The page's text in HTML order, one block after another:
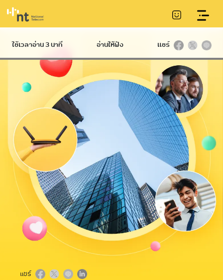
Hard
Infrastructure
บริการท่อร้อยสาย
Communication
Conduit
บริการเสา
โทรคมนาคม
Telecommunication
Tower
International
บริการ NT IIG
International
Service
Broadband
NT Broadband
บริการอินเทอร์เน็ต
ไฟเบอร์ความเร็วสูง
NetPlay บริการ
กล่องทีวีออนไลน์
Hi-speed บริการ
อินเทอร์เน็ตผ่าน
โทรศัพท์บ้าน ADSL
แชร์
บริการอินเทอร์เน็ตความเร็วสูงสำหรับองค์กร
ใช้เวลาอ่าน 3 นาที อ่านให้ฟัง แชร์